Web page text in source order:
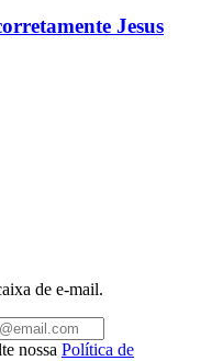
Jesus
de e-mail.
nossa Política de